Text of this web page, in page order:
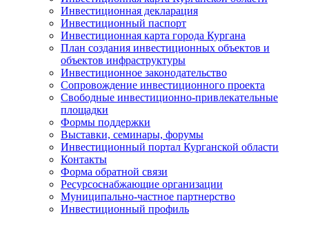
Инвестиционная декларация
Инвестиционный паспорт
Инвестиционная карта города Кургана
План создания инвестиционных объектов и
объектов инфраструктуры
Инвестиционное законодательство
Сопровождение инвестиционного проекта
Свободные инвестиционно-привлекательные
площадки
Формы поддержки
Выставки, семинары, форумы
Инвестиционный портал Курганской области
Контакты
Форма обратной связи
Ресурсоснабжающие организации
Муниципально-частное партнерство
Инвестиционный профиль